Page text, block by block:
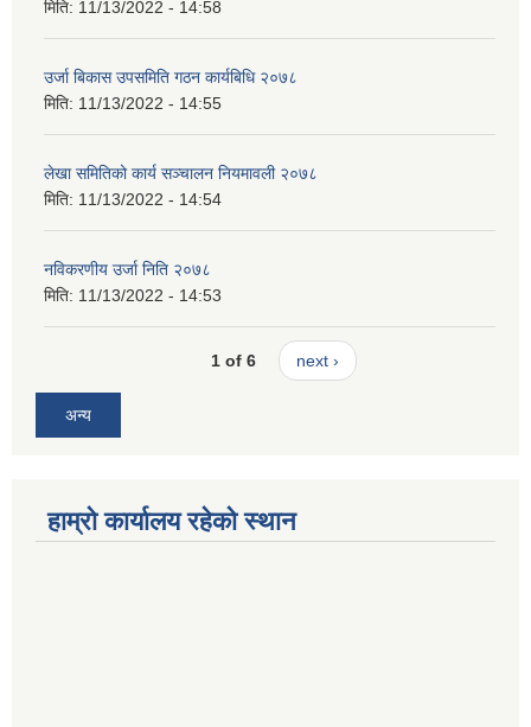
मिति: 11/13/2022 - 14:58
उर्जा बिकास उपसमिति गठन कार्यबिधि २०७८
मिति: 11/13/2022 - 14:55
लेखा समितिको कार्य सञ्चालन नियमावली २०७८
मिति: 11/13/2022 - 14:54
नविकरणीय उर्जा निति २०७८
मिति: 11/13/2022 - 14:53
1 of 6 next ›
अन्य
हाम्रो कार्यालय रहेको स्थान